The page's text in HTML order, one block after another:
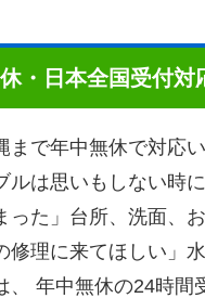
・日本全国受付対
まで年中無休で対応い
ルは思いもしない時
った」台所、洗面、
修理に来てほしい」
、 年中無休の24時間